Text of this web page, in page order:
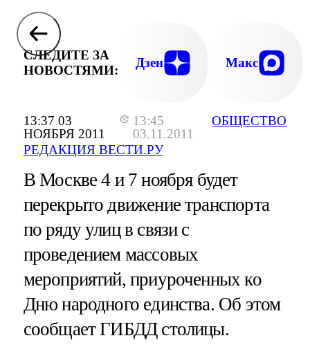
13:37 03
НОЯБРЯ 2011
13:45
03.11.2011
РЕДАКЦИЯ ВЕСТИ.РУ
ОБЩЕСТВО
СЛЕДИТЕ ЗА
НОВОСТЯМИ:
Дзен Макс
В Москве 4 и 7 ноября будет
перекрыто движение транспорта
по ряду улиц в связи с
проведением массовых
мероприятий, приуроченных ко
Дню народного единства. Об этом
сообщает ГИБДД столицы.